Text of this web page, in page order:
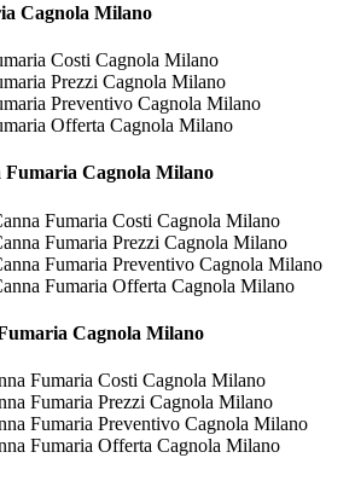
Cagnola Milano
Costi Cagnola Milano
Prezzi Cagnola Milano
Preventivo Cagnola Milano
Offerta Cagnola Milano
Cagnola Milano
Fumaria Costi Cagnola Milano
Fumaria Prezzi Cagnola Milano
Fumaria Preventivo Cagnola Milano
Fumaria Offerta Cagnola Milano
Cagnola Milano
Fumaria Costi Cagnola Milano
Fumaria Prezzi Cagnola Milano
Fumaria Preventivo Cagnola Milano
Fumaria Offerta Cagnola Milano